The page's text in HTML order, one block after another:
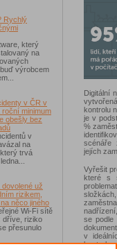
Rychlý
který
na
výrobcem
v ČR v
minimum
obešly bez
v
na
trvá
dovolené už
rizikem,
něco jiného
Wi-Fi sítě
dříve, riziko
přesunulo
Digitální
kontrolu
je v
%
scénáře
jejích
Vyřešit
které s
se podle
v